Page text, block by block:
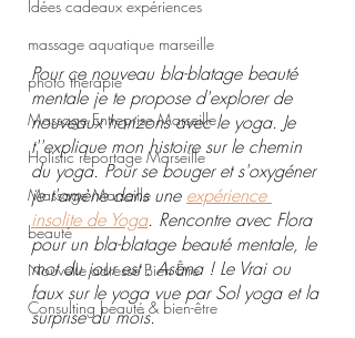
Idées cadeaux expériences
massage aquatique marseille
photo thérapie
Massage Entreprise Marseille
Holistic reportage Marseille
Massage Marseille
beauté
Nouvelle adresse Bien Être
Consulting beauté & bien-être
Pour ce nouveau bla-blatage beauté
mentale je te propose d'explorer de
nouveaux horizons avec le yoga. Je
t''explique mon histoire sur le chemin
du yoga. Pour se bouger et s'oxygéner
je t'amène dans une expérience
insolite de Yoga. Rencontre avec Flora
pour un bla-blatage beauté mentale, le
mot du jour est : Asana ! Le Vrai ou
faux sur le yoga vue par Sol yoga et la
surprise du mois.